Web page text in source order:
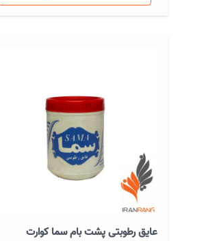
عایق رطوبتی پشت بام سما کوارت